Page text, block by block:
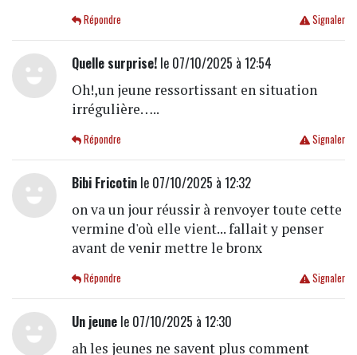
Signaler
Répondre
Quelle surprise!le 07/10/2025 à 12:54
Oh!,un jeune ressortissant en situation
irrégulière…..
Signaler
Répondre
Bibi Fricotinle 07/10/2025 à 12:32
on va un jour réussir à renvoyer toute cette
vermine d'où elle vient... fallait y penser
avant de venir mettre le bronx
Signaler
Répondre
Un jeunele 07/10/2025 à 12:30
ah les jeunes ne savent plus comment